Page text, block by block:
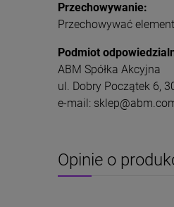
Przechowywanie:
Przechowywać
Podmiot
ABM Spółka Akcyjna
ul. Dobry Początek 6,
e-mail:
Opinie o